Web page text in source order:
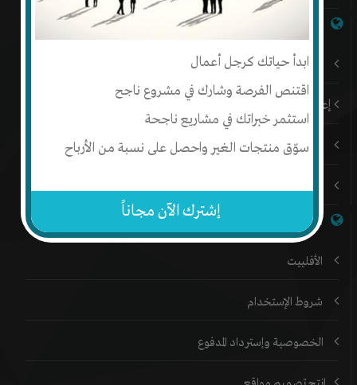
ابدأ حياتك كرجل أعمال
اقتنص الفرصة وشارك في مشروع ناجح
استثمر خبراتك في مشاريع ناجحة
سوّق منتجات الغير واحصل على نسبة من الأرباح
إشترك الآن مجاناً
باقات إنتج المميزة
إعلن على إنتج
المدونة
المنتدي
خدمات إنتج
الأفلييت
شروط الإستخدام
الخصوصية وإسترداد المدفوع